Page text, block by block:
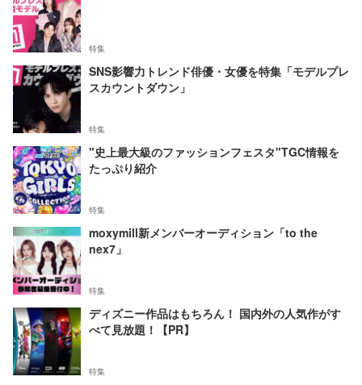
特集
SNS影響力トレンド俳優・女優を特集「モデルプレ
スカウントダウン」
特集
"史上最大級のファッションフェスタ"TGC情報を
たっぷり紹介
特集
moxymill新メンバーオーディション「to the
nex7」
特集
ディズニー作品はもちろん！ 国内外の人気作がす
べて見放題！【PR】
特集